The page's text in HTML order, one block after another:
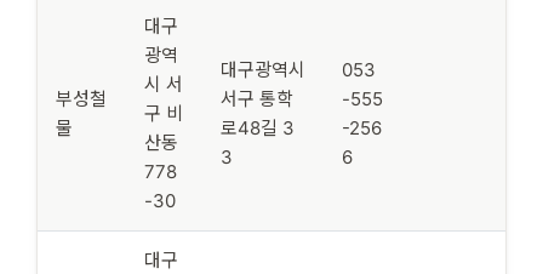
부성철
물
대구
광역
시 서
구 비
산동
778
-30
대구광역시
서구 통학
로48길 3
3
053
-555
-256
6
대구